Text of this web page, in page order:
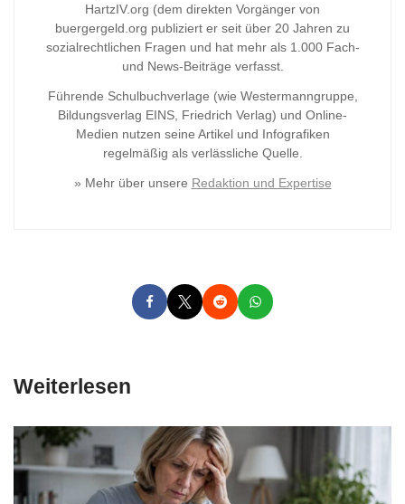
HartzIV.org (dem direkten Vorgänger von
buergergeld.org publiziert er seit über 20 Jahren zu
sozialrechtlichen Fragen und hat mehr als 1.000 Fach-
und News-Beiträge verfasst.
Führende Schulbuchverlage (wie Westermanngruppe,
Bildungsverlag EINS, Friedrich Verlag) und Online-
Medien nutzen seine Artikel und Infografiken
regelmäßig als verlässliche Quelle.
» Mehr über unsere Redaktion und Expertise
Weiterlesen